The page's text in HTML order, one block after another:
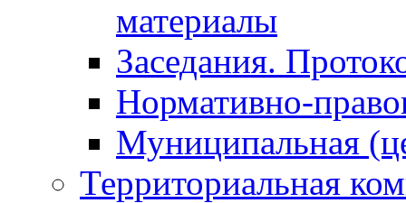
материалы
Заседания.
Нормативно-
Муниципальная
Территориальная